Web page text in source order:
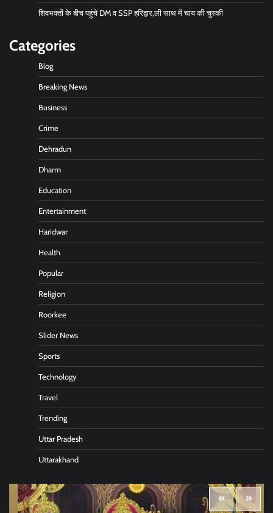
शिवभक्तों के बीच पहुंचे DM व SSP हरिद्वार,ली साथ में चाय की चुस्की
Categories
Blog
Breaking News
Business
Crime
Dehradun
Dharm
Education
Entertainment
Haridwar
Health
Popular
Religion
Roorkee
Slider News
Sports
Technology
Travel
Trending
Uttar Pradesh
Uttarakhand